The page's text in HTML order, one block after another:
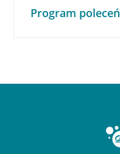
Program poleceń